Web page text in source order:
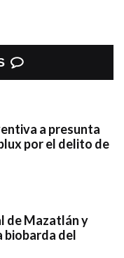
a presunta
por el delito de
de Mazatlán y
biobarda del